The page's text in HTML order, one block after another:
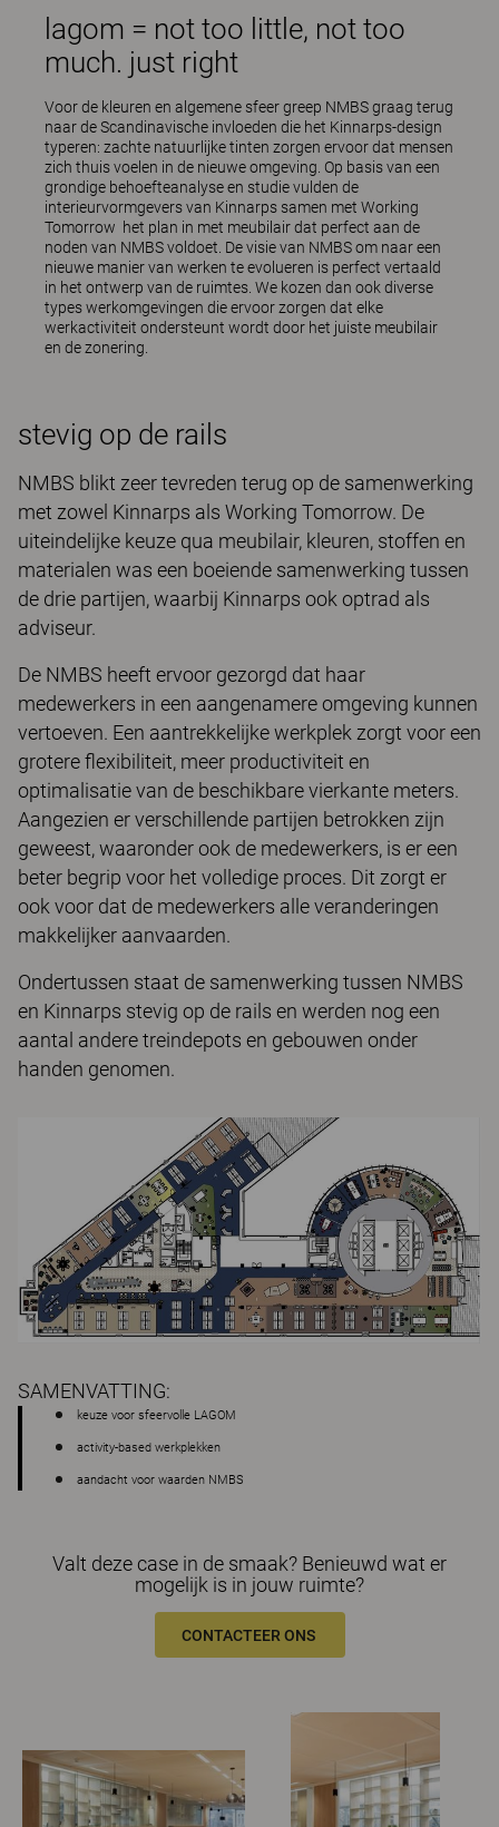
lagom = not too little, not too
much. just right
Voor de kleuren en algemene sfeer greep NMBS graag terug
naar de Scandinavische invloeden die het Kinnarps-design
typeren: zachte natuurlijke tinten zorgen ervoor dat mensen
zich thuis voelen in de nieuwe omgeving. Op basis van een
grondige behoefteanalyse en studie vulden de
interieurvormgevers van Kinnarps samen met Working
Tomorrow het plan in met meubilair dat perfect aan de
noden van NMBS voldoet. De visie van NMBS om naar een
nieuwe manier van werken te evolueren is perfect vertaald
in het ontwerp van de ruimtes. We kozen dan ook diverse
types werkomgevingen die ervoor zorgen dat elke
werkactiviteit ondersteunt wordt door het juiste meubilair
en de zonering.
stevig op de rails
NMBS blikt zeer tevreden terug op de samenwerking
met zowel Kinnarps als Working Tomorrow. De
uiteindelijke keuze qua meubilair, kleuren, stoffen en
materialen was een boeiende samenwerking tussen
de drie partijen, waarbij Kinnarps ook optrad als
adviseur.
De NMBS heeft ervoor gezorgd dat haar
medewerkers in een aangenamere omgeving kunnen
vertoeven. Een aantrekkelijke werkplek zorgt voor een
grotere flexibiliteit, meer productiviteit en
optimalisatie van de beschikbare vierkante meters.
Aangezien er verschillende partijen betrokken zijn
geweest, waaronder ook de medewerkers, is er een
beter begrip voor het volledige proces. Dit zorgt er
ook voor dat de medewerkers alle veranderingen
makkelijker aanvaarden.
Ondertussen staat de samenwerking tussen NMBS
en Kinnarps stevig op de rails en werden nog een
aantal andere treindepots en gebouwen onder
handen genomen.
SAMENVATTING:
keuze voor sfeervolle LAGOM
activity-based werkplekken
aandacht voor waarden NMBS
Valt deze case in de smaak? Benieuwd wat er
mogelijk is in jouw ruimte?
CONTACTEER ONS